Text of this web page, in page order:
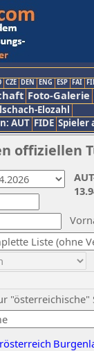
CZE DEN ENG ESP FAI
Foto-Galerie
Elozahl
AUT FIDE Spieler
offiziellen
"österreichische"